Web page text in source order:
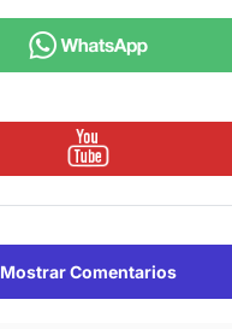
Mostrar Comentarios